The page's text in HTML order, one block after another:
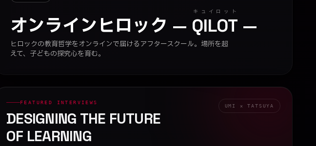
オンラインヒロック — QILOT
キュイロット
—
ヒロックの教育哲学をオンラインで届けるアフタースクール。場所を超
えて、子どもの探究心を育む。
FEATURED INTERVIEWS
DESIGNING THE FUTURE
OF LEARNING
UMI × TATSUYA